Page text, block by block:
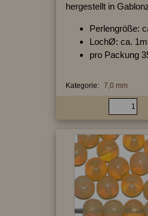
hergestellt in
Perlengröße:
LochØ: ca.
pro Packung
Kategorie: 7,0 mm